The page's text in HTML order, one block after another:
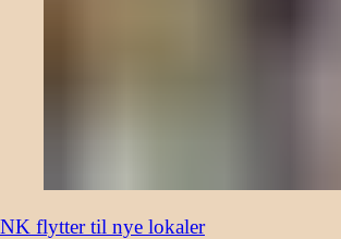
NK flytter til nye lokaler